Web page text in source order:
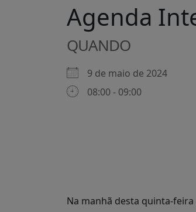
Agenda
QUANDO
9 de maio de 2024
08:00 - 09:00
Na manhã desta quinta-